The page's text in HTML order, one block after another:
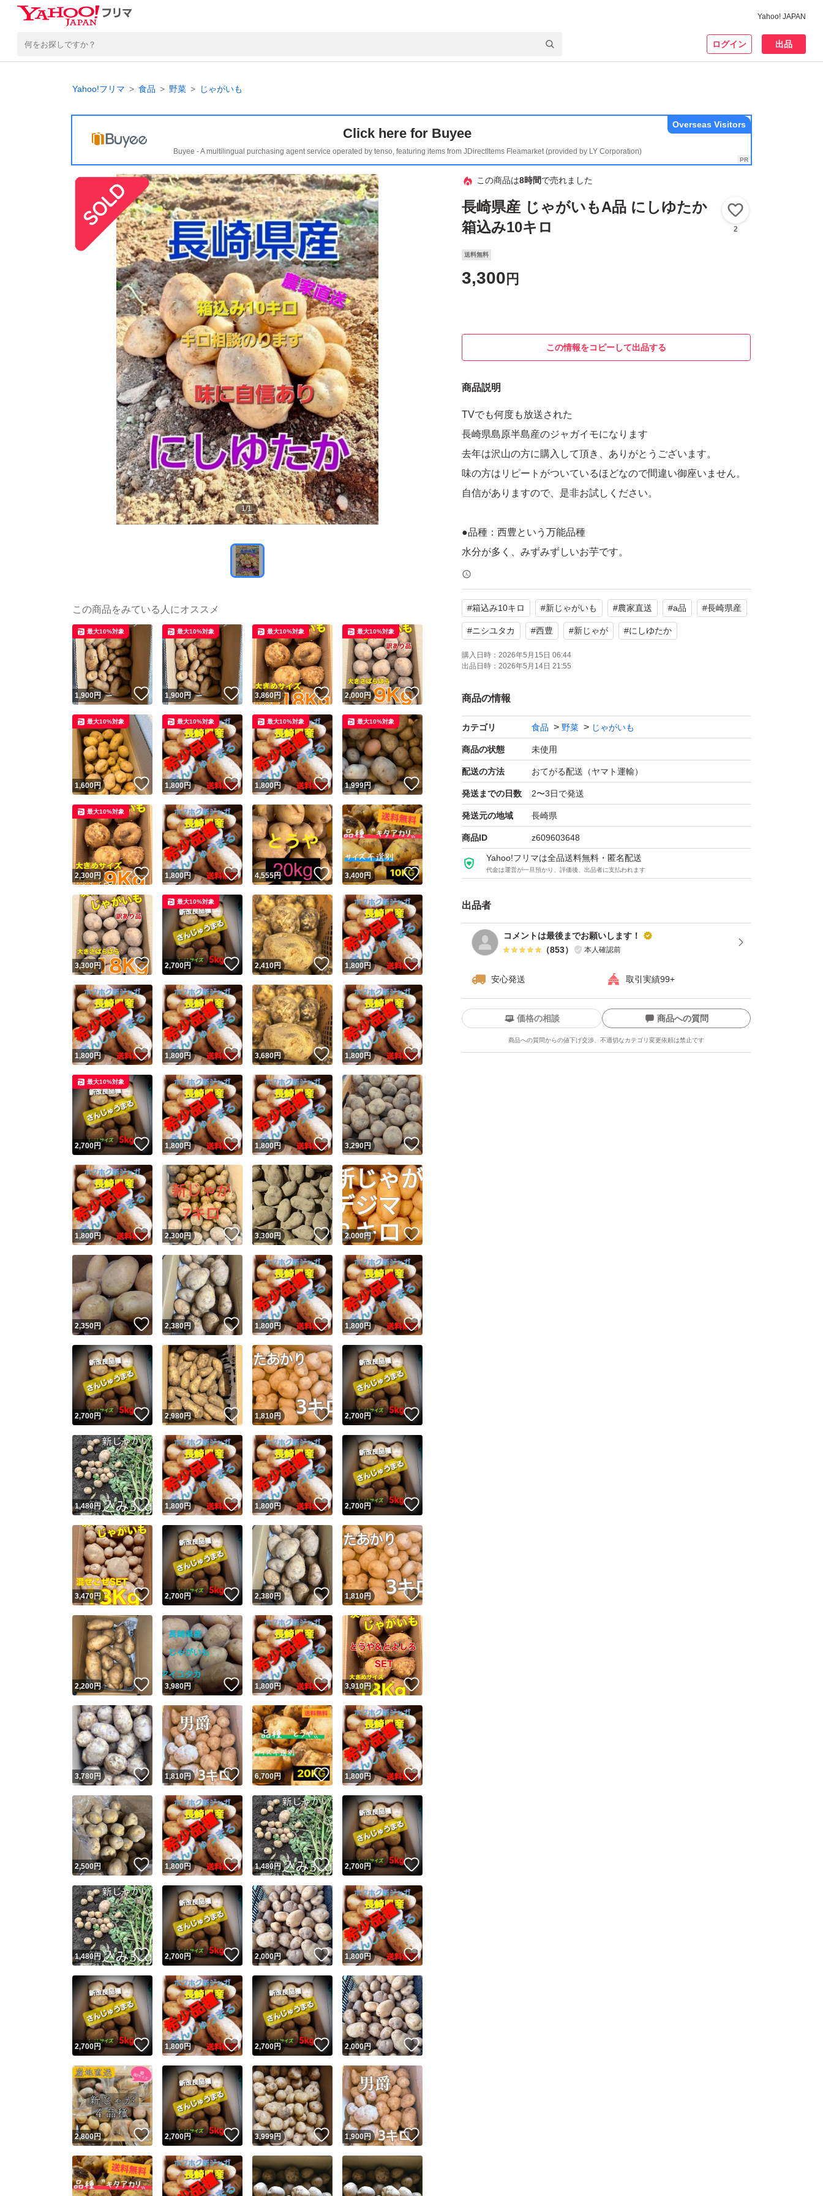
Yahoo! JAPAN
ログイン 出品
Yahoo!フリマ 食品 野菜 じゃがいも
Click here for Buyee
Buyee - A multilingual purchasing agent service operated by tenso, featuring items from JDirectItems Fleamarket (provided by LY Corporation)
Overseas Visitors
1/1
この商品は8時間で売れました
長崎県産 じゃがいもA品 にしゆたか
箱込み10キロ
2
送料無料
3,300 円
この情報をコピーして出品する
商品説明
TVでも何度も放送された
長崎県島原半島産のジャガイモになります
去年は沢山の方に購入して頂き、ありがとうございます。
味の方はリピートがついているほどなので間違い御座いません。
自信がありますので、是非お試しください。
●品種：西豊という万能品種
水分が多く、みずみずしいお芋です。
ポテトサラダ、コロッケ、肉じゃが等にオススメです。
煮崩れのしにくいのも特徴です。
●size：Sから２L
注意:全体的に今年は天候の影響により全体的に小玉傾向となりま
す。
収穫時、気を付けていますがどうしても多少剥けます。気になら
れる方はご遠慮ください。
食べる際には何も問題ないです。
目視で確認しておりますが、農作物のため、傷・汚れや発送途中
での潰れ、皮むけ等はご理解頂ける方でお願い致します。
繁忙期の為、発送までに2〜3日かかりますので、ご了承下さい。
採れたての新じゃがいもを是非ご賞味ください。
※注意:実物と写真は異なります。
※市場価格の変動に伴い、販売金額は異なります
生物のためお値下げ不可です
#にしゆたか #長崎県産 #新じゃが
#箱込み10キロ #新じゃがいも #農家直送 #a品 #長崎県産
#ニシユタカ #西豊 #新じゃが #にしゆたか
購入日時： 2026年5月15日 06:44
出品日時： 2026年5月14日 21:55
商品の情報
カテゴリ 食品 野菜 じゃがいも
商品の状態 未使用
配送の方法 おてがる配送（ヤマト運輸）
発送までの日数 2〜3日で発送
発送元の地域 長崎県
商品ID z609603648
Yahoo!フリマは全品送料無料・匿名配送
代金は運営が一旦預かり、評価後、出品者に支払われます
出品者
コメントは最後までお願いします！
（853） 本人確認前
安心発送 取引実績99+
ユーザーの実績について
Yahoo!フリマが定めた一定の基準を満たしたユーザーにバッジを付与しています
安心取引出品者
安心取引出品者 Yahoo!フリマの基準をクリアした安心・安全なユーザーです
取引実績
取引実績◯+ このユーザーはYahoo!フリマの取引を完了させた実績があります
他フリマ実績◯+ このユーザーは他フリマサービスでの取引実績があります
スピード&安心発送
※このバッジは実績に基づく表示であり、発送を保証しているものではありません
スピード＆安心発送
このユーザーは高頻度で24時間以内＆設定した発送日数内に発送してい
ます
スピード発送 このユーザーは高頻度で24時間以内に発送しています
安心発送 このユーザーは設定した発送日数内に発送しています
価格の相談 商品への質問
商品への質問からの値下げ交渉、不適切なカテゴリ変更依頼は禁止です
この商品の情報をコピーします
商品画像の無断転載は禁止されています
コピーは1商品につき1回です
出品ページへ
キャンセル
この商品をみている人にオススメ
1,900円 いいね！
最大10%対象
1,900円 いいね！
最大10%対象
3,860円 いいね！
最大10%対象
2,000円 いいね！
最大10%対象
1,600円 いいね！
最大10%対象
1,800円 いいね！
最大10%対象
1,800円 いいね！
最大10%対象
1,999円 いいね！
最大10%対象
2,300円 いいね！
最大10%対象
1,800円 いいね！
4,555円 いいね！
3,400円 いいね！
3,300円 いいね！
2,700円 いいね！
最大10%対象
2,410円 いいね！
1,800円 いいね！
1,800円 いいね！
1,800円 いいね！
3,680円 いいね！
1,800円 いいね！
2,700円 いいね！
最大10%対象
1,800円 いいね！
1,800円 いいね！
3,290円 いいね！
1,800円 いいね！
2,300円 いいね！
3,300円 いいね！
2,000円 いいね！
2,350円 いいね！
2,380円 いいね！
1,800円 いいね！
1,800円 いいね！
2,700円 いいね！
2,980円 いいね！
1,810円 いいね！
2,700円 いいね！
1,480円 いいね！
1,800円 いいね！
1,800円 いいね！
2,700円 いいね！
3,470円 いいね！
2,700円 いいね！
2,380円 いいね！
1,810円 いいね！
2,200円 いいね！
3,980円 いいね！
1,800円 いいね！
3,910円
3,780円 いいね！
1,810円 いいね！
6,700円 いいね！
1,800円 いいね！
2,500円 いいね！
1,800円 いいね！
1,480円 いいね！
2,700円 いいね！
1,480円 いいね！
2,700円 いいね！
2,000円 いいね！
1,800円 いいね！
2,700円 いいね！
1,800円 いいね！
2,700円 いいね！
2,000円 いいね！
2,800円 いいね！
2,700円 いいね！
3,999円 いいね！
1,900円